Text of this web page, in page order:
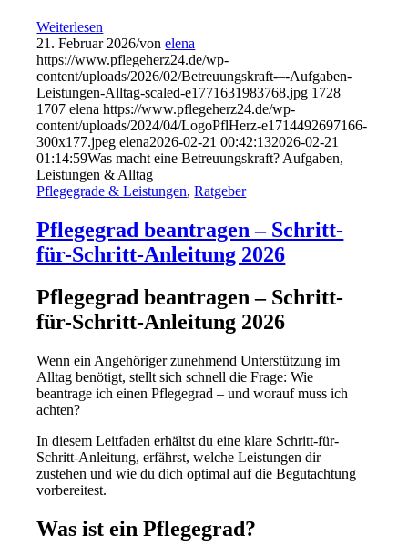
Weiterlesen
21. Februar 2026/vonelena
https://www.pflegeherz24.de/wp-
content/uploads/2026/02/Betreuungskraft-–-Aufgaben-
Leistungen-Alltag-scaled-e1771631983768.jpg 1728
1707 elena https://www.pflegeherz24.de/wp-
content/uploads/2024/04/LogoPflHerz-e1714492697166-
300x177.jpeg elena2026-02-21 00:42:132026-02-21
01:14:59Was macht eine Betreuungskraft? Aufgaben,
Leistungen & Alltag
Pflegegrade & Leistungen,Ratgeber
Pflegegrad beantragen – Schritt-
für-Schritt-Anleitung 2026
Pflegegrad beantragen – Schritt-
für-Schritt-Anleitung 2026
Wenn ein Angehöriger zunehmend Unterstützung im
Alltag benötigt, stellt sich schnell die Frage:Wie
beantrage ich einen Pflegegrad – und worauf muss ich
achten?
In diesem Leitfaden erhältst du eine klare Schritt-für-
Schritt-Anleitung, erfährst, welche Leistungen dir
zustehen und wie du dich optimal auf die Begutachtung
vorbereitest.
Was ist ein Pflegegrad?